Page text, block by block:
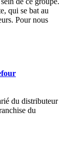
qui se bat au
Pour nous
du distributeur
du